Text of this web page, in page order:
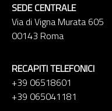
SEDE CENTRALE
Via di Vigna Murata 605
00143 Roma
RECAPITI TELEFONICI
+39 06518601
+39 065041181